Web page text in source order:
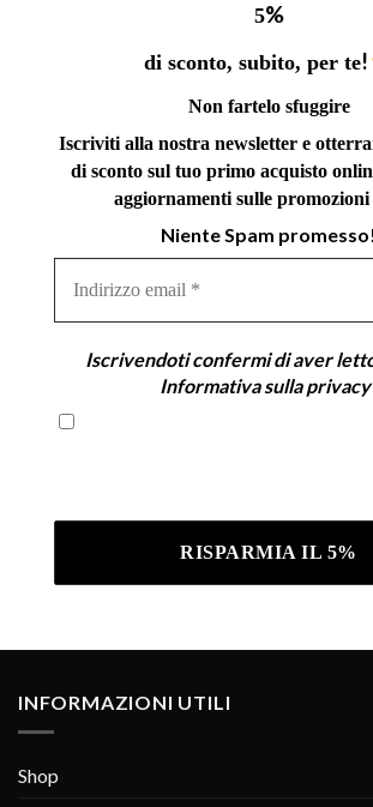
5%
di sconto, subito, per te!
Non fartelo sfuggire
Iscriviti alla nostra newsletter e
di sconto sul tuo primo acquisto
aggiornamenti sulle
Niente Spam promesso!
email
Iscrivendoti confermi di aver
Informativa sulla privacy
INFORMAZIONI UTILI
Shop